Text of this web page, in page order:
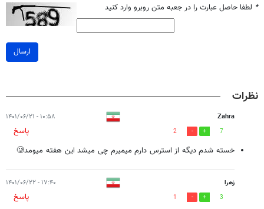
* لطفا حاصل عبارت را در جعبه متن روبرو وارد کنید
ارسال
نظرات
Zahra ۱۰:۵۸ - ۱۴۰۱/۰۶/۲۱
7
2
پاسخ
خسته شدم دیگه از استرس دارم میمیرم چی میشد این هفته میومد🥲
زهرا ۱۷:۴۰ - ۱۴۰۱/۰۶/۲۲
3
1
پاسخ